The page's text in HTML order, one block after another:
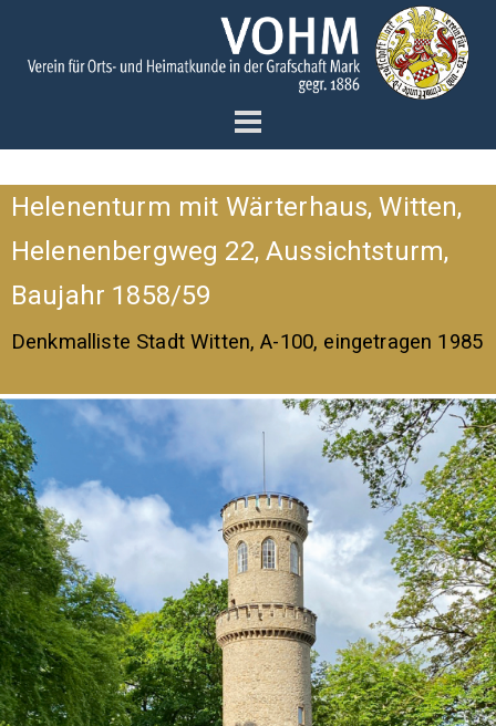
Helenenturm mit Wärterhaus, Witten,
Helenenbergweg 22, Aussichtsturm,
Baujahr 1858/59
Denkmalliste Stadt Witten, A-100, eingetragen 1985